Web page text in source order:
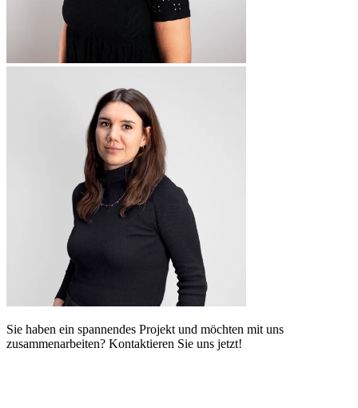
Sie haben ein spannendes Projekt und möchten mit uns
zusammenarbeiten? Kontaktieren Sie uns jetzt!